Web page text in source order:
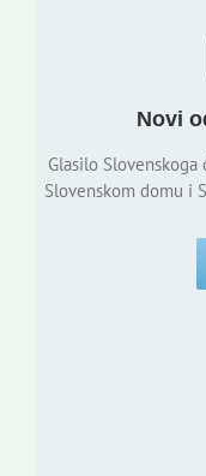
Novi
Glasilo
Slovenskom domu i